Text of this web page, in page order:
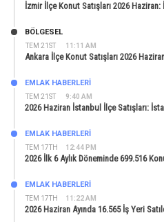
İzmir İlçe Konut Satışları 2026 Haziran:
TEM 21ST 11:11 AM
BÖLGESEL
Ankara İlçe Konut Satışları 2026
TEM 21ST 9:40 AM
EMLAK HABERLERI
2026 Haziran İstanbul İlçe Satışları:
TEM 17TH 12:44 PM
EMLAK HABERLERI
2026 İlk 6 Aylık Döneminde 699.516
TEM 17TH 11:22 AM
EMLAK HABERLERI
2026 Haziran Ayında 16.565 İş Yeri